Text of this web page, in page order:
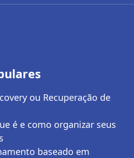
ou Recuperação de
é e como organizar seus
baseado em